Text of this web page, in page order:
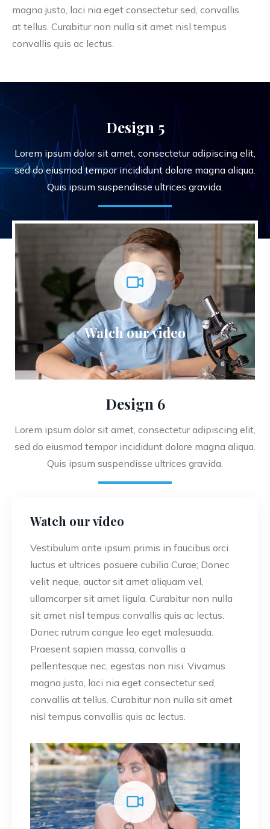
magna justo, laci nia eget consectetur sed, convallis
at tellus. Curabitur non nulla sit amet nisl tempus
convallis quis ac lectus.
Design 5
Lorem ipsum dolor sit amet, consectetur adipiscing elit,
sed do eiusmod tempor incididunt dolore magna aliqua.
Quis ipsum suspendisse ultrices gravida.
Watch our video
Design 6
Lorem ipsum dolor sit amet, consectetur adipiscing elit,
sed do eiusmod tempor incididunt dolore magna aliqua.
Quis ipsum suspendisse ultrices gravida.
Watch our video
Vestibulum ante ipsum primis in faucibus orci
luctus et ultrices posuere cubilia Curae; Donec
velit neque, auctor sit amet aliquam vel,
ullamcorper sit amet ligula. Curabitur non nulla
sit amet nisl tempus convallis quis ac lectus.
Donec rutrum congue leo eget malesuada.
Praesent sapien massa, convallis a
pellentesque nec, egestas non nisi. Vivamus
magna justo, laci nia eget consectetur sed,
convallis at tellus. Curabitur non nulla sit amet
nisl tempus convallis quis ac lectus.